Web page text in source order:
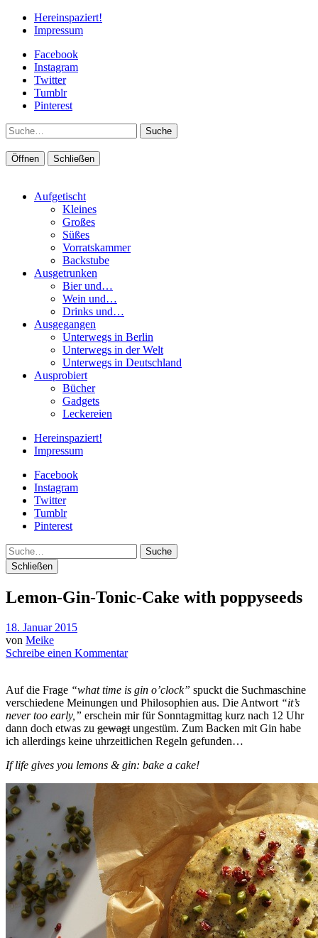
Hereinspaziert!
Impressum
Facebook
Instagram
Twitter
Tumblr
Pinterest
Suche
Öffnen Schließen
Aufgetischt
Kleines
Großes
Süßes
Vorratskammer
Backstube
Ausgetrunken
Bier und…
Wein und…
Drinks und…
Ausgegangen
Unterwegs in Berlin
Unterwegs in der Welt
Unterwegs in Deutschland
Ausprobiert
Bücher
Gadgets
Leckereien
Hereinspaziert!
Impressum
Facebook
Instagram
Twitter
Tumblr
Pinterest
Suche
Schließen
Lemon-Gin-Tonic-Cake with poppyseeds
18. Januar 2015
von Meike
Schreibe einen Kommentar
Auf die Frage “what time is gin o’clock” spuckt die Suchmaschine
verschiedene Meinungen und Philosophien aus. Die Antwort “it’s
never too early,” erschein mir für Sonntagmittag kurz nach 12 Uhr
dann doch etwas zu gewagt ungestüm. Zum Backen mit Gin habe
ich allerdings keine uhrzeitlichen Regeln gefunden…
If life gives you lemons & gin: bake a cake!